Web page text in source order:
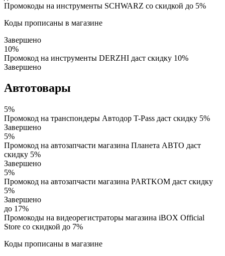
Промокоды на инструменты SCHWARZ со скидкой до 5%
Коды прописаны в магазине
Завершено
10%
Промокод на инструменты DERZHI даст скидку 10%
Завершено
Автотовары
5%
Промокод на транспондеры Автодор T-Pass даст скидку 5%
Завершено
5%
Промокод на автозапчасти магазина Планета АВТО даст
скидку 5%
Завершено
5%
Промокод на автозапчасти магазина PARTKOM даст скидку
5%
Завершено
до 17%
Промокоды на видеорегистраторы магазина iBOX Official
Store со скидкой до 7%
Коды прописаны в магазине